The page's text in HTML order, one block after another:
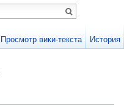
Просмотр вики-текста История